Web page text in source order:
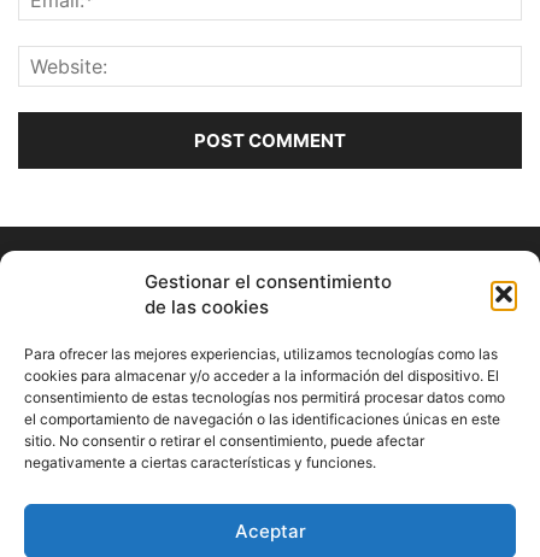
Gestionar el consentimiento
de las cookies
Para ofrecer las mejores experiencias, utilizamos tecnologías como las
cookies para almacenar y/o acceder a la información del dispositivo. El
consentimiento de estas tecnologías nos permitirá procesar datos como
el comportamiento de navegación o las identificaciones únicas en este
sitio. No consentir o retirar el consentimiento, puede afectar
negativamente a ciertas características y funciones.
Aceptar
ABOUT US
Información Cultural de Málaga y otros de interés general
Contact us:musicamalaga55@gmail.com